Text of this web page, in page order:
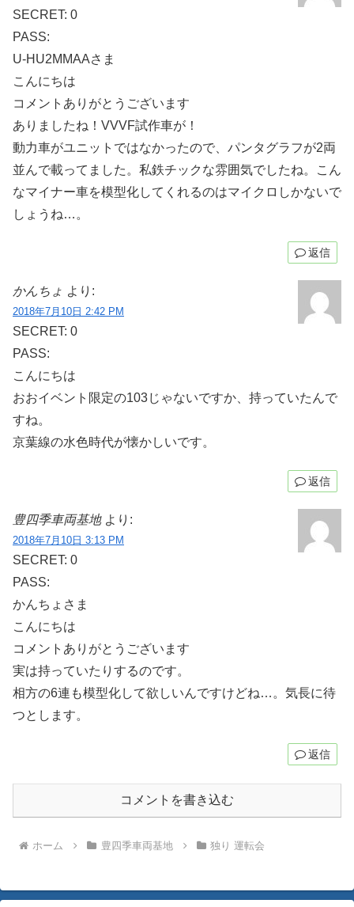
SECRET: 0
PASS:
U-HU2MMAAさま
こんにちは
コメントありがとうございます
ありましたね！VVVF試作車が！
動力車がユニットではなかったので、パンタグラフが2両
並んで載ってました。私鉄チックな雰囲気でしたね。こん
なマイナー車を模型化してくれるのはマイクロしかないで
しょうね…。
返信
かんちょ より:
2018年7月10日 2:42 PM
SECRET: 0
PASS:
こんにちは
おおイベント限定の103じゃないですか、持っていたんで
すね。
京葉線の水色時代が懐かしいです。
返信
豊四季車両基地 より:
2018年7月10日 3:13 PM
SECRET: 0
PASS:
かんちょさま
こんにちは
コメントありがとうございます
実は持っていたりするのです。
相方の6連も模型化して欲しいんですけどね…。気長に待
つとします。
返信
コメントを書き込む
ホーム 豊四季車両基地 独り 運転会